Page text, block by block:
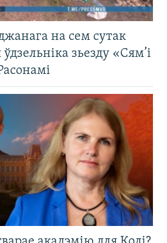
на сем сутак
зьезду «Сям’і